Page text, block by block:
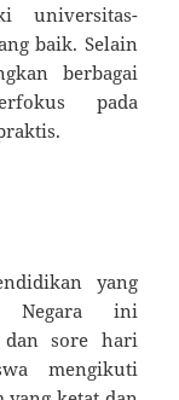
universitas-
baik. Selain
berbagai
pada
yang
Negara ini
sore hari
mengikuti